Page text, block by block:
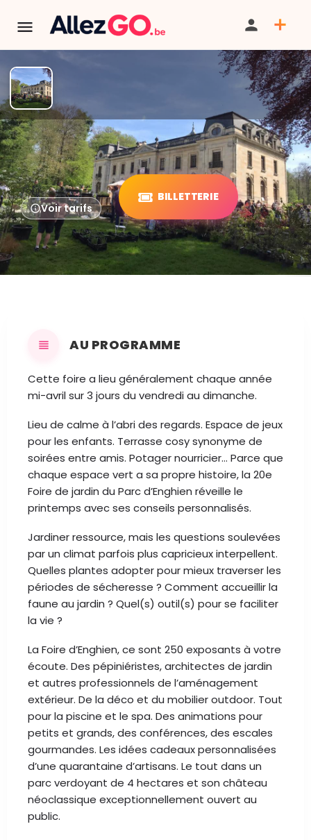
Foire de jardin du Parc du
Château d’Enghien
Tarif
Voir tarifs
BILLETTERIE
PARTAGER ITINÉRAIRE SAUVEGARDER
AU PROGRAMME
Cette foire a lieu généralement chaque année
mi-avril sur 3 jours du vendredi au dimanche.
Lieu de calme à l’abri des regards. Espace de jeux
pour les enfants. Terrasse cosy synonyme de
soirées entre amis. Potager nourricier… Parce que
chaque espace vert a sa propre histoire, la 20e
Foire de jardin du Parc d’Enghien réveille le
printemps avec ses conseils personnalisés.
Jardiner ressource, mais les questions soulevées
par un climat parfois plus capricieux interpellent.
Quelles plantes adopter pour mieux traverser les
périodes de sécheresse ? Comment accueillir la
faune au jardin ? Quel(s) outil(s) pour se faciliter
la vie ?
La Foire d’Enghien, ce sont 250 exposants à votre
écoute. Des pépiniéristes, architectes de jardin
et autres professionnels de l’aménagement
extérieur. De la déco et du mobilier outdoor. Tout
pour la piscine et le spa. Des animations pour
petits et grands, des conférences, des escales
gourmandes. Les idées cadeaux personnalisées
d’une quarantaine d’artisans. Le tout dans un
parc verdoyant de 4 hectares et son château
néoclassique exceptionnellement ouvert au
public.